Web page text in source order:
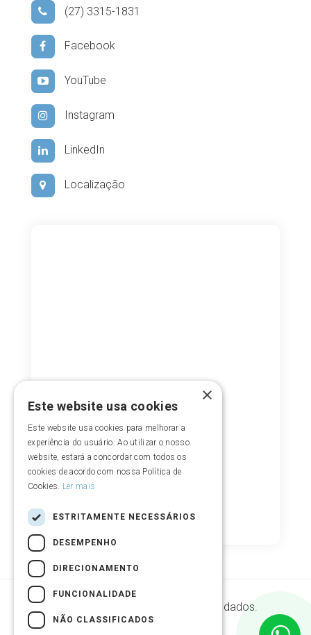
(27) 3315-1831
Facebook
YouTube
Instagram
LinkedIn
Localização
Segurança de armazenamento de dados.
×
Este website usa cookies
Este website usa cookies para melhorar a
experiência do usuário. Ao utilizar o nosso
website, estará a concordar com todos os
cookies de acordo com nossa Política de
Cookies. Ler mais
ESTRITAMENTE NECESSÁRIOS
DESEMPENHO
DIRECIONAMENTO
FUNCIONALIDADE
NÃO CLASSIFICADOS